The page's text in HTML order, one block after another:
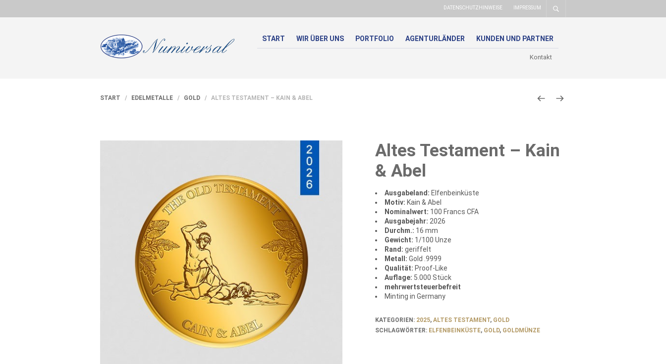
DATENSCHUTZHINWEISE IMPRESSUM
START WIR ÜBER UNS PORTFOLIO AGENTURLÄNDER KUNDEN UND PARTNER
Kontakt
START / EDELMETALLE / GOLD / ALTES TESTAMENT – KAIN & ABEL
Altes Testament – Kain
& Abel
Ausgabeland: Elfenbeinküste
Motiv: Kain & Abel
Nominalwert: 100 Francs CFA
Ausgabejahr: 2026
Durchm.: 16 mm
Gewicht: 1/100 Unze
Rand: geriffelt
Metall: Gold .9999
Qualität: Proof-Like
Auflage: 5.000 Stück
mehrwertsteuerbefreit
Minting in Germany
KATEGORIEN: 2025, ALTES TESTAMENT, GOLD
SCHLAGWÖRTER: ELFENBEINKÜSTE, GOLD, GOLDMÜNZE